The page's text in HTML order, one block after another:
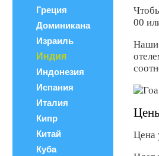
Греция
Доминикана
Израиль
Индия
Индонезия
Испания
Италия
Кипр
Китай
Куба
00
Наши
Цена